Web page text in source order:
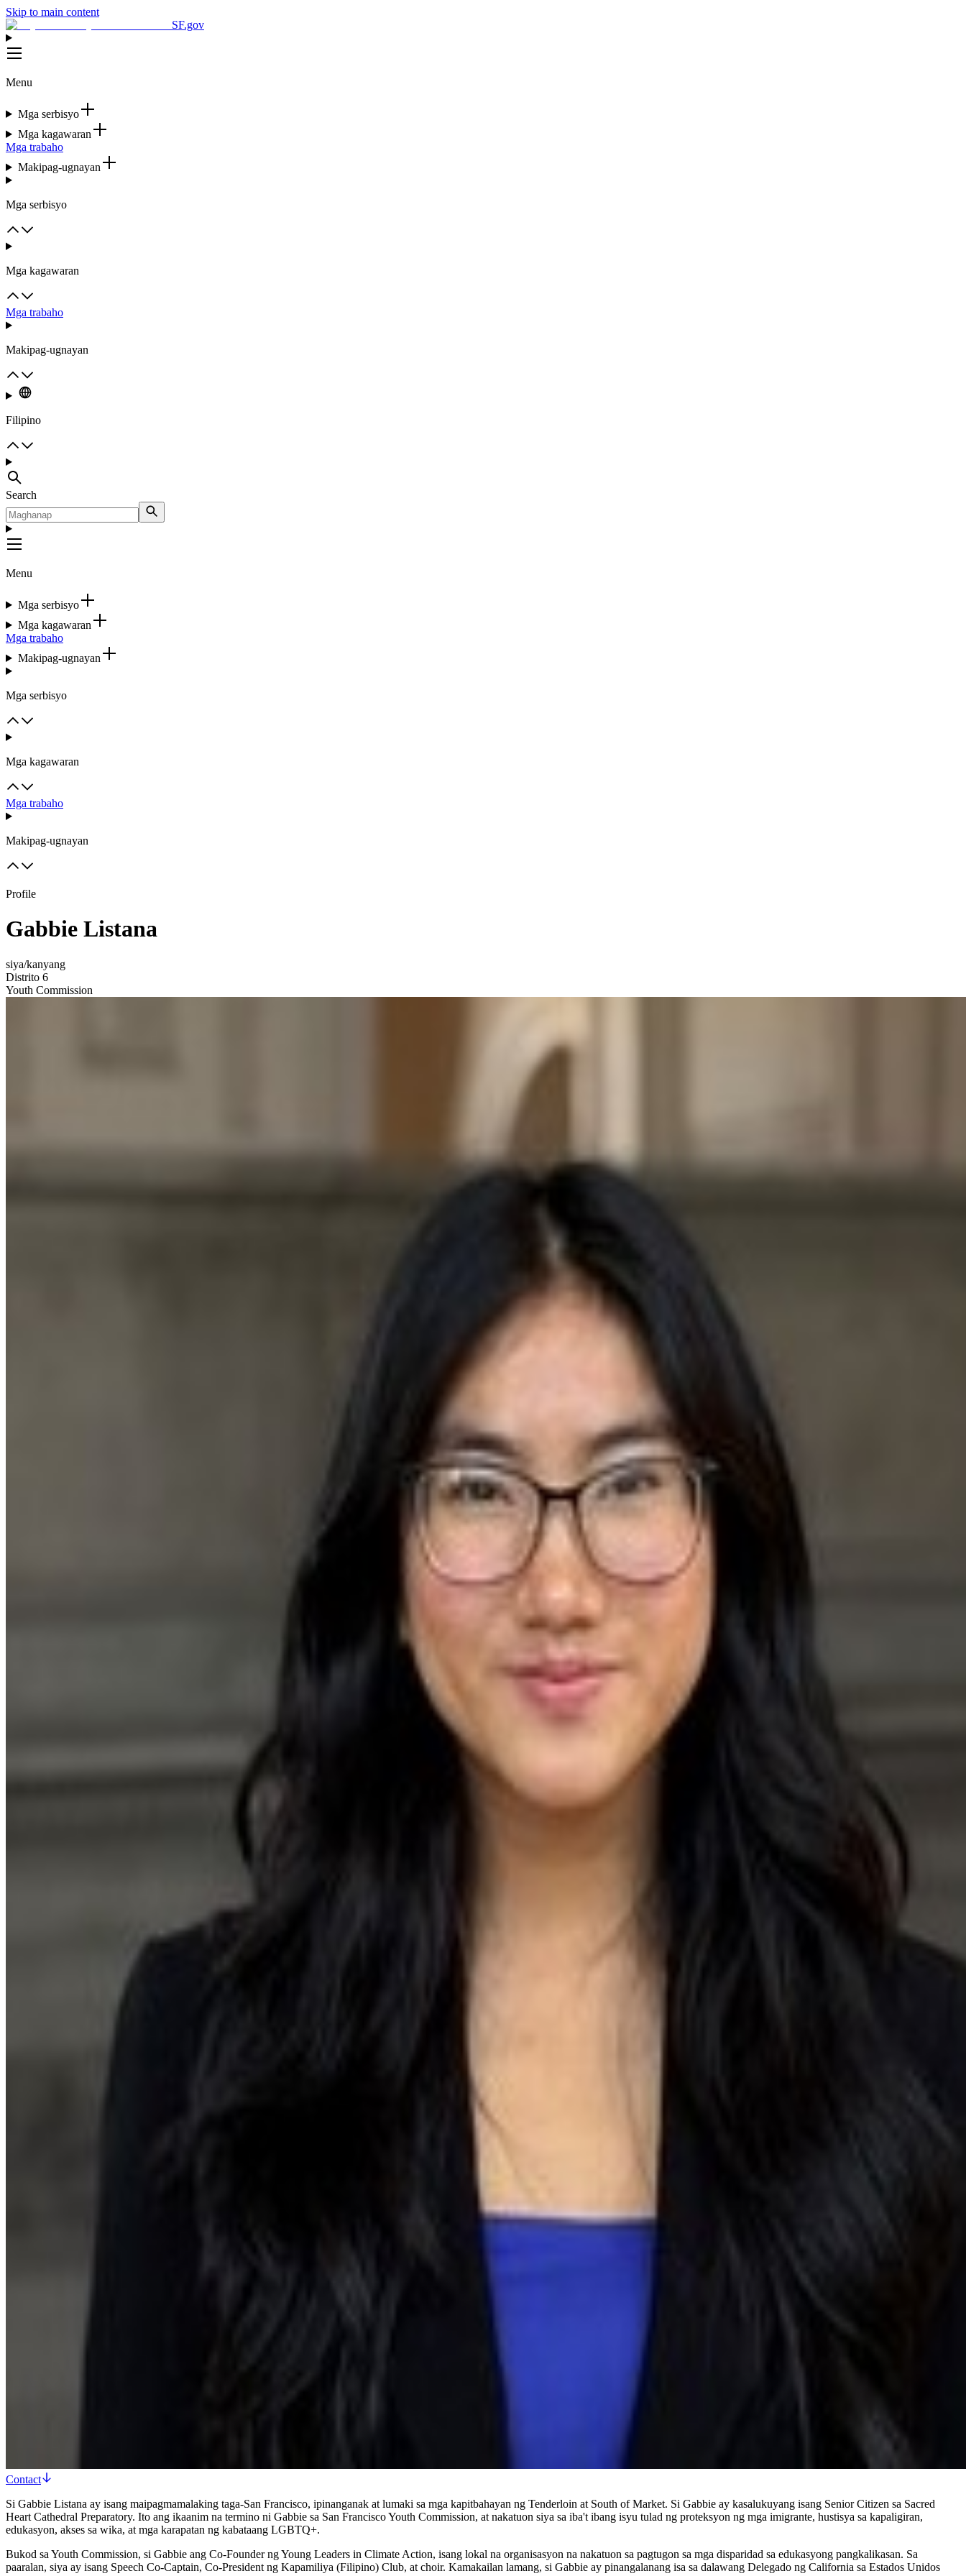
Skip to main content
SF.gov
Menu
Mga serbisyo
Mga kagawaran
Mga trabaho
Makipag-ugnayan
Mga serbisyo
Mga kagawaran
Mga trabaho
Makipag-ugnayan
Filipino
Search
Menu
Mga serbisyo
Mga kagawaran
Mga trabaho
Makipag-ugnayan
Mga serbisyo
Mga kagawaran
Mga trabaho
Makipag-ugnayan
Profile
Gabbie Listana
siya/kanyang
Distrito 6
Youth Commission
Contact
Si Gabbie Listana ay isang maipagmamalaking taga-San Francisco, ipinanganak at lumaki sa mga kapitbahayan ng Tenderloin at South of Market. Si Gabbie ay kasalukuyang isang Senior Citizen sa Sacred
Heart Cathedral Preparatory. Ito ang ikaanim na termino ni Gabbie sa San Francisco Youth Commission, at nakatuon siya sa iba't ibang isyu tulad ng proteksyon ng mga imigrante, hustisya sa kapaligiran,
edukasyon, akses sa wika, at mga karapatan ng kabataang LGBTQ+.
Bukod sa Youth Commission, si Gabbie ang Co-Founder ng Young Leaders in Climate Action, isang lokal na organisasyon na nakatuon sa pagtugon sa mga disparidad sa edukasyong pangkalikasan. Sa
paaralan, siya ay isang Speech Co-Captain, Co-President ng Kapamiliya (Filipino) Club, at choir. Kamakailan lamang, si Gabbie ay pinangalanang isa sa dalawang Delegado ng California sa Estados Unidos